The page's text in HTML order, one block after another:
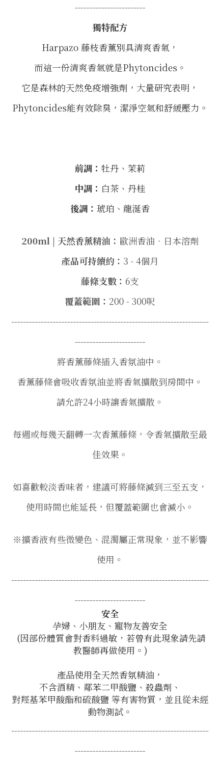
------------------------
獨特配方
Harpazo 藤枝香薰別具清爽香氣，
而這一份清爽香氣就是Phytoncides。
它是森林的天然免疫增強劑，大量研究表明，
Phytoncides能有效除臭，潔淨空氣和舒緩壓力。
前調： 牡丹、茉莉
中調： 白茶、丹桂
後調： 琥珀、龍涎香
200ml | 天然香薰精油： 歐洲香油．日本溶劑
產品可持續約： 3 - 4個月
藤條支數： 6支
覆蓋範圍： 200 - 300呎
-------------------------------------------------------------------
------------------------
將香薰藤條插入香氛油中。
香薰藤條會吸收香氛油並將香氣擴散到房間中。
請允許24小時讓香氣擴散。
每週或每幾天翻轉一次香薰藤條， 令香氣擴散至最
佳效果。
如喜歡較淡香味者，建議可將藤條減到三至五支，
使用時間也能延長，但覆蓋範圍也會減小。
※擴香液有些微變色、混濁屬正常現象，並不影響
使用。
-------------------------------------------------------------------
------------------------
安全
孕婦、小朋友、寵物友善安全
(因部份體質會對香料過敏，若曾有此現象請先請
教醫師再做使用。)
產品使用全天然香氛精油，
不含酒精、鄰苯二甲酸鹽、殺蟲劑、
對羥基苯甲酸酯和硫酸鹽 等有害物質，並且從未經
動物測試。
-------------------------------------------------------------------
------------------------